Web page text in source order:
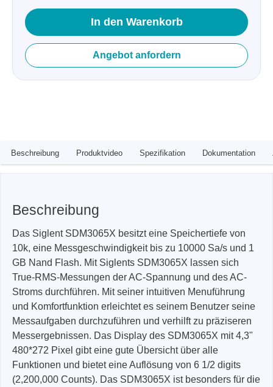
In den Warenkorb
Angebot anfordern
Beschreibung Produktvideo Spezifikation Dokumentation
Beschreibung
Das Siglent SDM3065X besitzt eine Speichertiefe von
10k, eine Messgeschwindigkeit bis zu 10000 Sa/s und 1
GB Nand Flash. Mit Siglents SDM3065X lassen sich
True-RMS-Messungen der AC-Spannung und des AC-
Stroms durchführen. Mit seiner intuitiven Menuführung
und Komfortfunktion erleichtet es seinem Benutzer seine
Messaufgaben durchzuführen und verhilft zu präziseren
Messergebnissen. Das Display des SDM3065X mit 4,3"
480*272 Pixel gibt eine gute Übersicht über alle
Funktionen und bietet eine Auflösung von 6 1/2 digits
(2,200,000 Counts). Das SDM3065X ist besonders für die